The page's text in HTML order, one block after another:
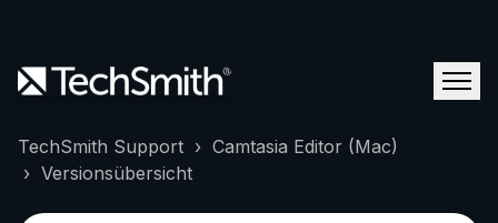
TechSmith Support
Camtasia Editor (Mac)
Versionsübersicht